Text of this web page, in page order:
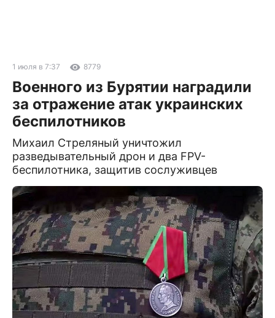
1 июля в 7:37 8779
Военного из Бурятии наградили
за отражение атак украинских
беспилотников
Михаил Стреляный уничтожил
разведывательный дрон и два FPV-
беспилотника, защитив сослуживцев